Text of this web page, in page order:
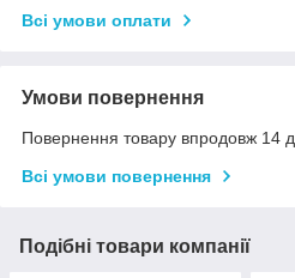
Всі умови оплати
Умови повернення
Повернення товару впродовж 14
Всі умови повернення
Подібні товари компанії